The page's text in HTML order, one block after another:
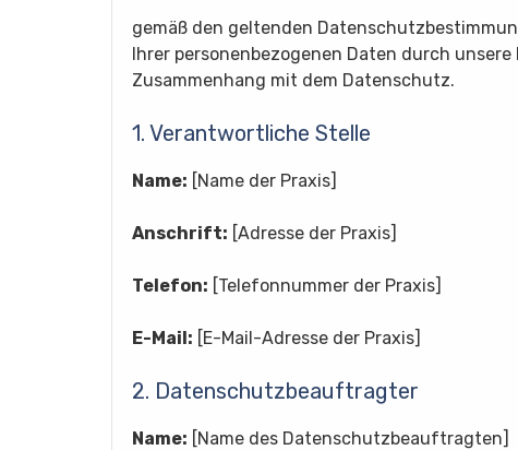
gemäß den geltenden
Ihrer personenbezogenen Daten durch
Zusammenhang mit dem Datenschutz.
1. Verantwortliche Stelle
Name: [Name der Praxis]
Anschrift: [Adresse der Praxis]
Telefon: [Telefonnummer der Praxis]
E-Mail: [E-Mail-Adresse der Praxis]
2. Datenschutzbeauftragter
Name: [Name des Datenschutzbeauftragten]